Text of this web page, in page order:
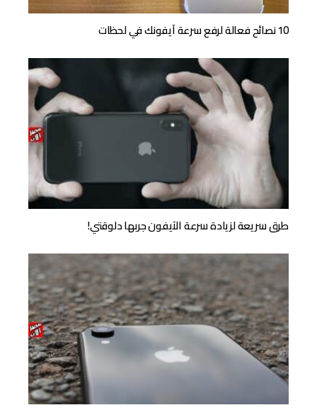
10 نصائح فعالة لرفع سرعة آيفونك في لحظات
طرق سريعة لزيادة سرعة الآيفون جربها دلوقتي!